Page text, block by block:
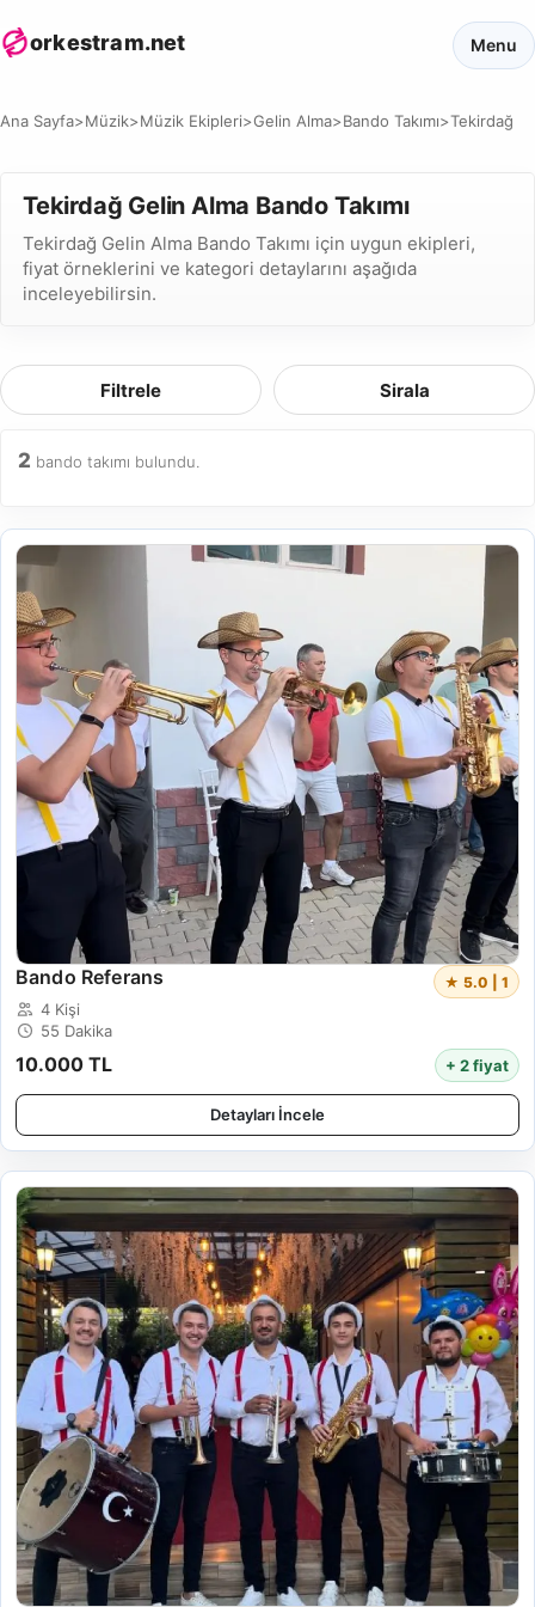
orkestram.net Menu
Ana Sayfa>Müzik>Müzik Ekipleri>Gelin Alma>Bando Takımı>Tekirdağ
Tekirdağ Gelin Alma Bando Takımı
Tekirdağ Gelin Alma Bando Takımı için uygun ekipleri,
fiyat örneklerini ve kategori detaylarını aşağıda
inceleyebilirsin.
Filtrele Sirala
2 bando takımı bulundu.
Bando Referans ★ 5.0 | 1
4 Kişi
55 Dakika
10.000 TL + 2 fiyat
Detayları İncele